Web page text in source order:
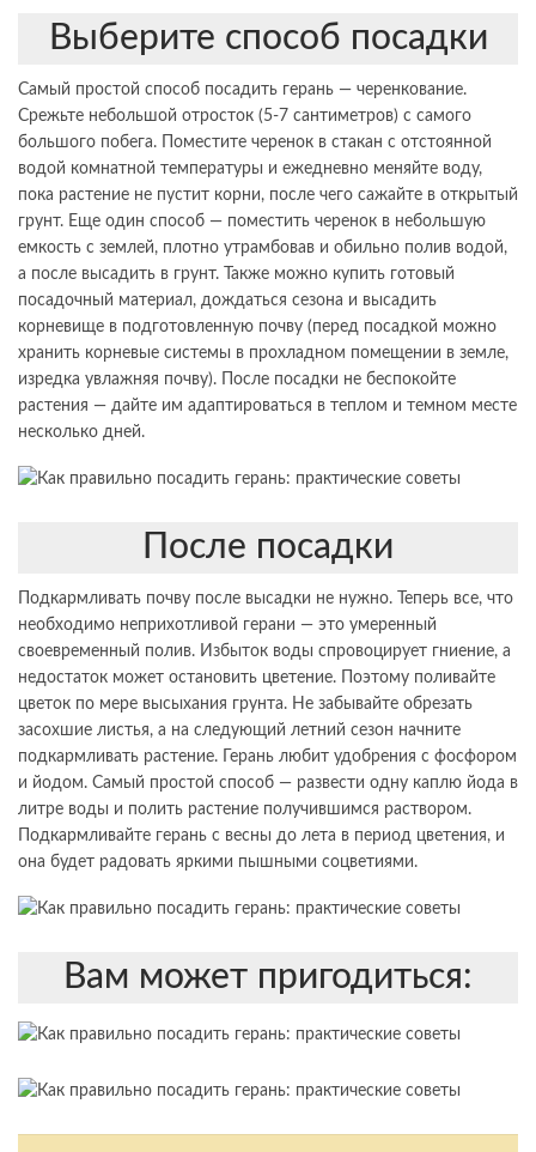
Выберите способ посадки
Самый простой способ посадить герань — черенкование.
Срежьте небольшой отросток (5-7 сантиметров) с самого
большого побега. Поместите черенок в стакан с отстоянной
водой комнатной температуры и ежедневно меняйте воду,
пока растение не пустит корни, после чего сажайте в открытый
грунт. Еще один способ — поместить черенок в небольшую
емкость с землей, плотно утрамбовав и обильно полив водой,
а после высадить в грунт. Также можно купить готовый
посадочный материал, дождаться сезона и высадить
корневище в подготовленную почву (перед посадкой можно
хранить корневые системы в прохладном помещении в земле,
изредка увлажняя почву). После посадки не беспокойте
растения — дайте им адаптироваться в теплом и темном месте
несколько дней.
После посадки
Подкармливать почву после высадки не нужно. Теперь все, что
необходимо неприхотливой герани — это умеренный
своевременный полив. Избыток воды спровоцирует гниение, а
недостаток может остановить цветение. Поэтому поливайте
цветок по мере высыхания грунта. Не забывайте обрезать
засохшие листья, а на следующий летний сезон начните
подкармливать растение. Герань любит удобрения с фосфором
и йодом. Самый простой способ — развести одну каплю йода в
литре воды и полить растение получившимся раствором.
Подкармливайте герань с весны до лета в период цветения, и
она будет радовать яркими пышными соцветиями.
Вам может пригодиться: